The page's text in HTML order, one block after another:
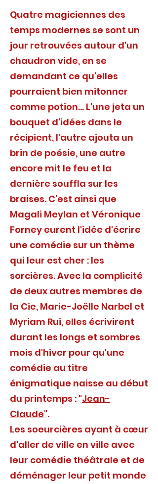
Quatre magiciennes des
temps modernes se sont un
jour retrouvées autour d'un
chaudron vide, en se
demandant ce qu'elles
pourraient bien mitonner
comme potion... L'une jeta un
bouquet d'idées dans le
récipient, l'autre ajouta un
brin de poésie, une autre
encore mit le feu et la
dernière souffla sur les
braises. C'est ainsi que
Magali Meylan et Véronique
Forney eurent l'idée d'écrire
une comédie sur un thème
qui leur est cher : les
sorcières. Avec la complicité
de deux autres membres de
la Cie, Marie-Joëlle Narbel et
Myriam Rui, elles écrivirent
durant les longs et sombres
mois d'hiver pour qu'une
comédie au titre
énigmatique naisse au début
du printemps : "Jean-
Claude".
Les soeurcières ayant à cœur
d'aller de ville en ville avec
leur comédie théâtrale et de
déménager leur petit monde